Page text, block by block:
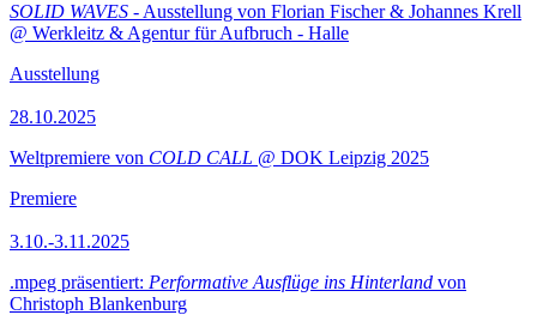
SOLID WAVES - Ausstellung von Florian Fischer & Johannes Krell
@ Werkleitz & Agentur für Aufbruch - Halle
Ausstellung
28.10.2025
Weltpremiere von COLD CALL @ DOK Leipzig 2025
Premiere
3.10.-3.11.2025
.mpeg präsentiert: Performative Ausflüge ins Hinterland von
Christoph Blankenburg